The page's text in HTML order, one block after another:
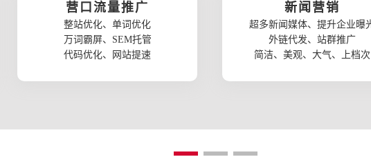
营口流量推广
整站优化、单词优化
万词霸屏、SEM托管
代码优化、网站提速
新闻营销
超多新闻媒体、提升企业曝
外链代发、站群推广
简洁、美观、大气、上档次